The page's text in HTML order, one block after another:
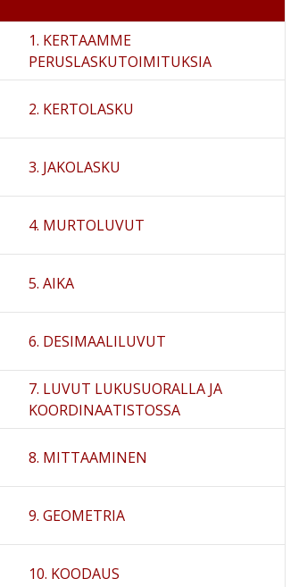
1. KERTAAMME
PERUSLASKUTOIMITUKSIA
2. KERTOLASKU
3. JAKOLASKU
4. MURTOLUVUT
5. AIKA
6. DESIMAALILUVUT
7. LUVUT LUKUSUORALLA JA
KOORDINAATISTOSSA
8. MITTAAMINEN
9. GEOMETRIA
10. KOODAUS